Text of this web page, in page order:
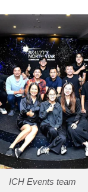
ICH Events team